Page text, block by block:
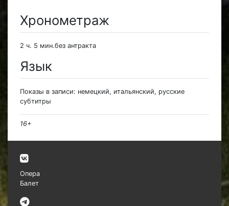
Хронометраж
2 ч. 5 мин.без антракта
Язык
Показы в записи: немецкий, итальянский, русские
субтитры
16+
Опера
Балет